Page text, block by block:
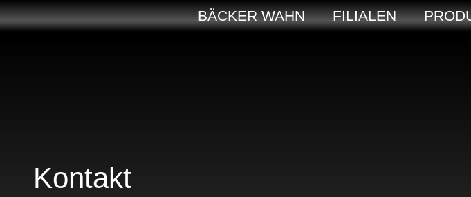
BÄCKER WAHN FILIALEN
Kontakt